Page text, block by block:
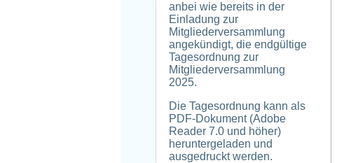
anbei wie bereits in der
Einladung zur
Mitgliederversammlung
angekündigt, die endgültige
Tagesordnung zur
Mitgliederversammlung
2025.
Die Tagesordnung kann als
PDF-Dokument (Adobe
Reader 7.0 und höher)
heruntergeladen und
ausgedruckt werden.